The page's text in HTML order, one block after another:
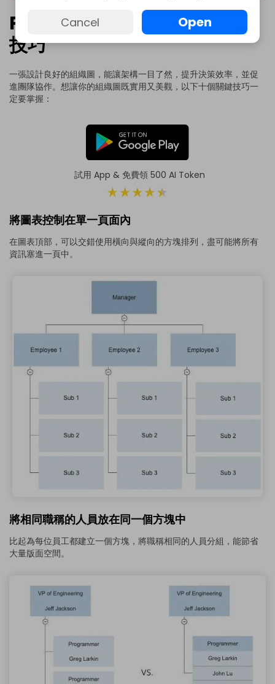
Part 3: 製作優質組織圖的實用
技巧
一張設計良好的組織圖，能讓架構一目了然，提升決策效率，並促
進團隊協作。想讓你的組織圖既實用又美觀，以下十個關鍵技巧一
定要掌握：
試用 App & 免費領 500 AI Token
將圖表控制在單一頁面內
在圖表頂部，可以交錯使用橫向與縱向的方塊排列，盡可能將所有
資訊塞進一頁中。
將相同職稱的人員放在同一個方塊中
比起為每位員工都建立一個方塊，將職稱相同的人員分組，能節省
大量版面空間。
Cancel Open